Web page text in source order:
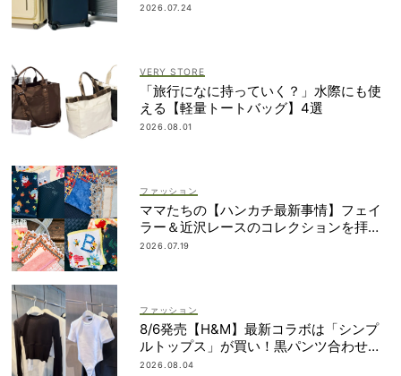
選！
2026.07.24
VERY STORE
「旅行になに持っていく？」水際にも使
える【軽量トートバッグ】4選
2026.08.01
ファッション
ママたちの【ハンカチ最新事情】フェイ
ラー＆近沢レースのコレクションを拝
見！
2026.07.19
ファッション
8/6発売【H&M】最新コラボは「シンプ
ルトップス」が買い！黒パンツ合わせも
即サマ見え
2026.08.04